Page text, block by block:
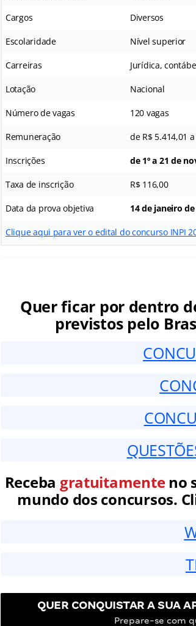
Cargos Diversos
Escolaridade Nível superior
Carreiras Jurídica,
Lotação Nacional
Número de vagas 120 vagas
Remuneração de R$ 5.414,01
Inscrições de 1º a 21 de
Taxa de inscrição R$ 116,00
Data da prova objetiva 14 de janeiro de
Clique aqui para ver o edital do concurso INPI
Quer ficar por dentro
previstos pelo
Receba gratuitamenteno
mundo dos concursos.
QUER CONQUISTAR A SUA
Prepare-se com